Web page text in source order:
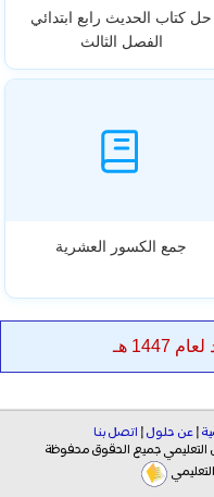
حل كتاب الحديث رابع ابتدائي
الفصل الثالث
جمع الكسور العشرية
هـ
| عن حلول | اتصل بنا